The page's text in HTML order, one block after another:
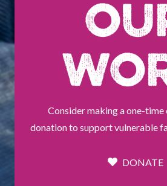
Consider making a one-time
donation to support vulnerable
DONATE